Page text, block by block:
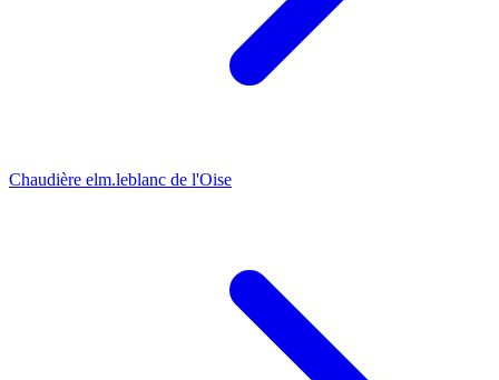
Chaudière elm.leblanc de l'Oise